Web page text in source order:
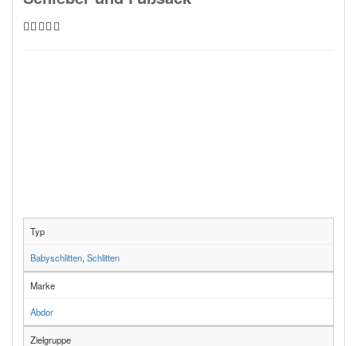
Typ
Babyschlitten,Schlitten
Marke
Abdor
Zielgruppe